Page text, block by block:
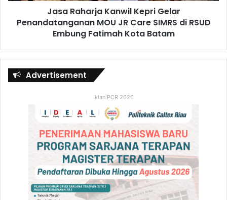
Jasa Raharja Kanwil Kepri Gelar
Penandatanganan MOU JR Care SIMRS di RSUD
Embung Fatimah Kota Batam
Advertisement
Iklan PCR 2026